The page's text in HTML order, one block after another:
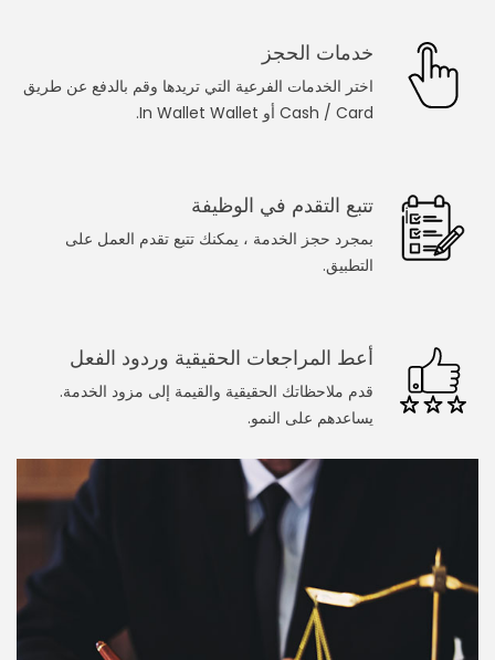
النجار
عامل الكهرباء
الرسامين
عامل يدوي
خدمات عند الطلب
غسيل سيارة
كلب يمشي
خدمات الحجز
اختر الخدمات الفرعية التي تريدها وقم بالدفع عن طريق
Cash / Card أو In Wallet Wallet.
تتبع التقدم في الوظيفة
بمجرد حجز الخدمة ، يمكنك تتبع تقدم العمل على
التطبيق.
أعط المراجعات الحقيقية وردود الفعل
قدم ملاحظاتك الحقيقية والقيمة إلى مزود الخدمة.
يساعدهم على النمو.